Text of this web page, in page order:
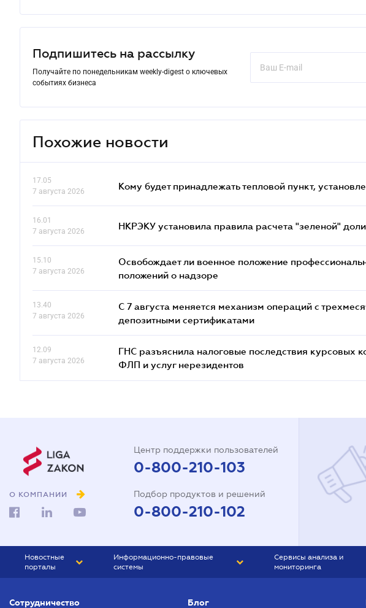
Подпишитесь на рассылку
Получайте по понедельникам weekly-digest о ключевых
событиях бизнеса
Похожие новости
17.05
7 августа 2026
Кому будет принадлежать тепловой пункт,
16.01
7 августа 2026
НКРЭКУ установила правила расчета "зеленой" доли
15.10
7 августа 2026
Освобождает ли военное положение
положений о надзоре
13.40
7 августа 2026
С 7 августа меняется механизм операций с
депозитными сертификатами
12.09
7 августа 2026
ГНС разъяснила налоговые последствия курсовых
ФЛП и услуг нерезидентов
О КОМПАНИИ
Центр поддержки пользователей
0-800-210-103
Подбор продуктов и решений
0-800-210-102
Новостные
порталы
Информационно-правовые
системы
Сервисы анализа и
мониторинга
Сотрудничество Блог